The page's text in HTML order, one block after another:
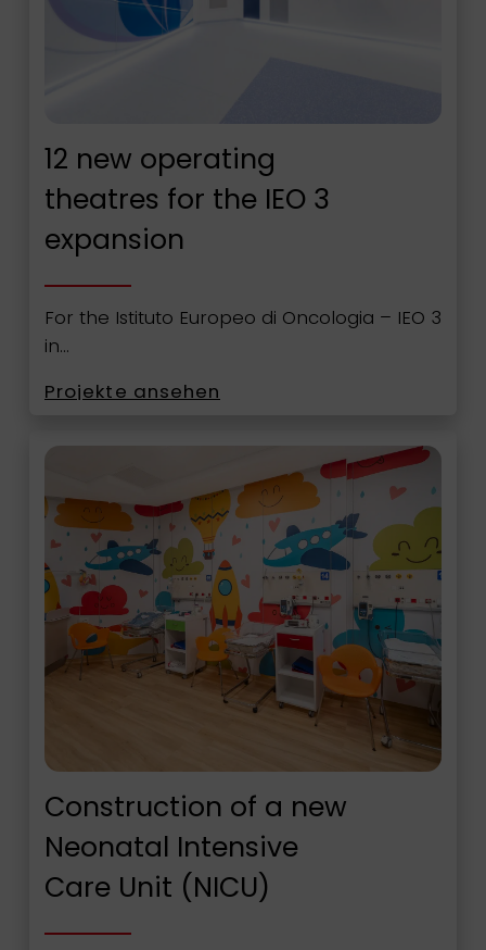
12 new operating
theatres for the IEO 3
expansion
For the Istituto Europeo di Oncologia – IEO 3
in…
Projekte ansehen
Construction of a new
Neonatal Intensive
Care Unit (NICU)